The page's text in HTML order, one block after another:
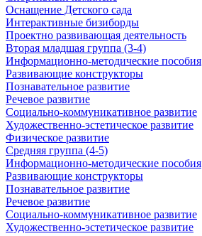
Оснащение Детского сада
Интерактивные бизиборды
Проектно развивающая деятельность
Вторая младшая группа (3-4)
Информационно-методические пособия
Развивающие конструкторы
Познавательное развитие
Речевое развитие
Социально-коммуникативное развитие
Художественно-эстетическое развитие
Физическое развитие
Средняя группа (4-5)
Информационно-методические пособия
Развивающие конструкторы
Познавательное развитие
Речевое развитие
Социально-коммуникативное развитие
Художественно-эстетическое развитие